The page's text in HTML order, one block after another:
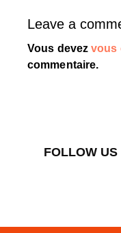
Leave a
Vous devezvous
commentaire.
FOLLOW US